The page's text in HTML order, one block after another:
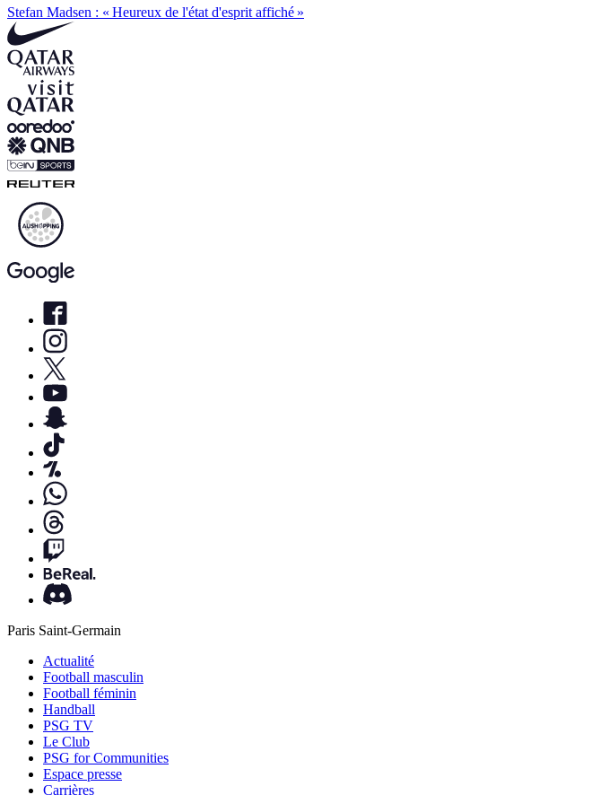
Stefan Madsen : « Heureux de l'état d'esprit affiché »
Paris Saint-Germain
Actualité
Football masculin
Football féminin
Handball
PSG TV
Le Club
PSG for Communities
Espace presse
Carrières